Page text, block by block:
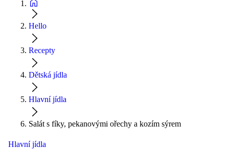
Hello
Recepty
Dětská jídla
Hlavní jídla
Salát s fíky, pekanovými ořechy a kozím sýrem
Hlavní jídla